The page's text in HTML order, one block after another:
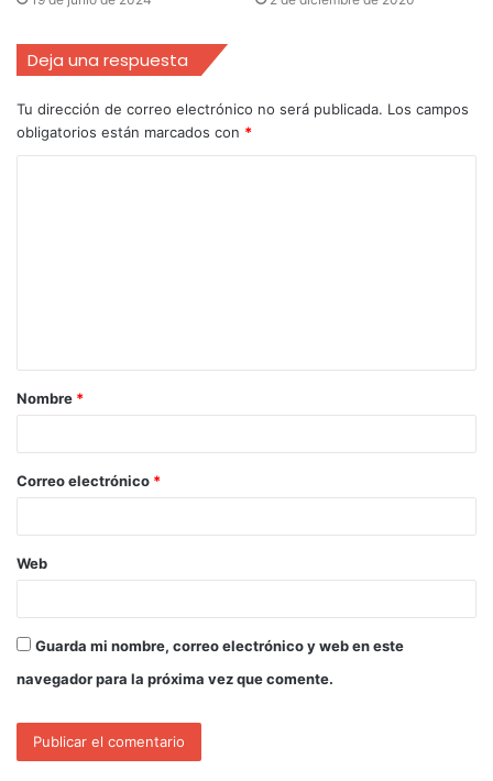
Deja una respuesta
Tu dirección de correo electrónico no será publicada. Los campos
obligatorios están marcados con *
Nombre *
Correo electrónico *
Web
Guarda mi nombre, correo electrónico y web en este
navegador para la próxima vez que comente.